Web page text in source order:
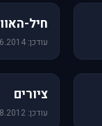
חיל-
עודכן: 09.06.2014
ציורים
עודכן: 14.08.2012